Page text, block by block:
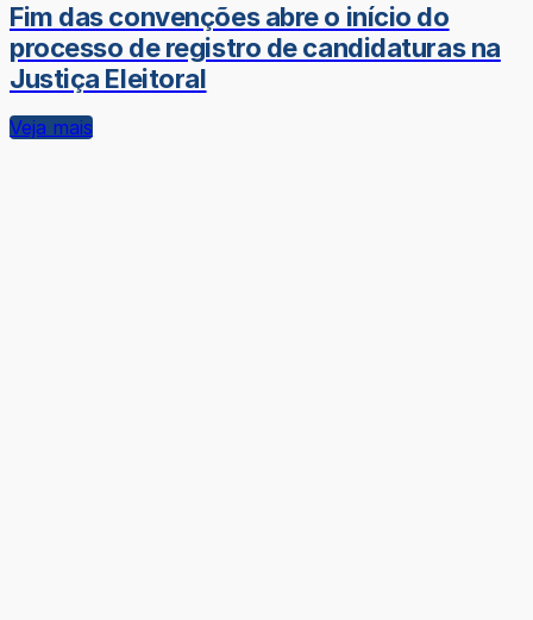
Fim das convenções abre o início do
processo de registro de candidaturas na
Justiça Eleitoral
Veja mais